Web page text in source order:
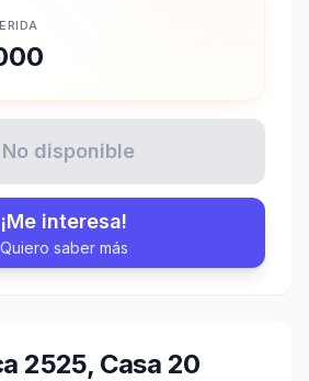
2525, Casa 20
No disponible
¡Me interesa!
Quiero saber más